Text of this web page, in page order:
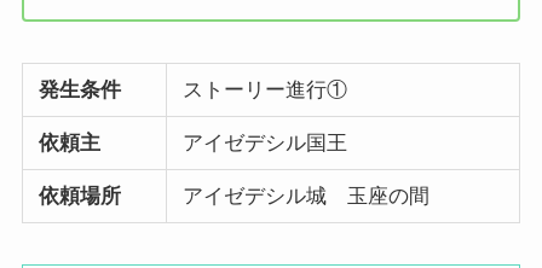
発生条件 ストーリー進行①
依頼主 アイゼデシル国王
依頼場所 アイゼデシル城 玉座の間